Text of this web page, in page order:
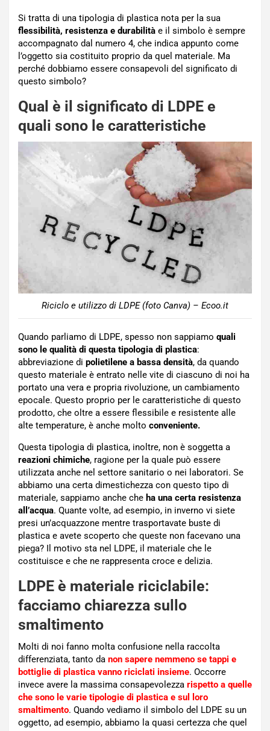
Si tratta di una tipologia di plastica nota per la sua
flessibilità, resistenza e durabilità e il simbolo è sempre
accompagnato dal numero 4, che indica appunto come
l’oggetto sia costituito proprio da quel materiale. Ma
perché dobbiamo essere consapevoli del significato di
questo simbolo?
Qual è il significato di LDPE e
quali sono le caratteristiche
Riciclo e utilizzo di LDPE (foto Canva) – Ecoo.it
Quando parliamo di LDPE, spesso non sappiamo quali
sono le qualità di questa tipologia di plastica:
abbreviazione di polietilene a bassa densità, da quando
questo materiale è entrato nelle vite di ciascuno di noi ha
portato una vera e propria rivoluzione, un cambiamento
epocale. Questo proprio per le caratteristiche di questo
prodotto, che oltre a essere flessibile e resistente alle
alte temperature, è anche molto conveniente.
Questa tipologia di plastica, inoltre, non è soggetta a
reazioni chimiche, ragione per la quale può essere
utilizzata anche nel settore sanitario o nei laboratori. Se
abbiamo una certa dimestichezza con questo tipo di
materiale, sappiamo anche che ha una certa resistenza
all’acqua. Quante volte, ad esempio, in inverno vi siete
presi un’acquazzone mentre trasportavate buste di
plastica e avete scoperto che queste non facevano una
piega? Il motivo sta nel LDPE, il materiale che le
costituisce e che ne rappresenta croce e delizia.
LDPE è materiale riciclabile:
facciamo chiarezza sullo
smaltimento
Molti di noi fanno molta confusione nella raccolta
differenziata, tanto da non sapere nemmeno se tappi e
bottiglie di plastica vanno riciclati insieme. Occorre
invece avere la massima consapevolezza rispetto a quelle
che sono le varie tipologie di plastica e sul loro
smaltimento. Quando vediamo il simbolo del LDPE su un
oggetto, ad esempio, abbiamo la quasi certezza che quel